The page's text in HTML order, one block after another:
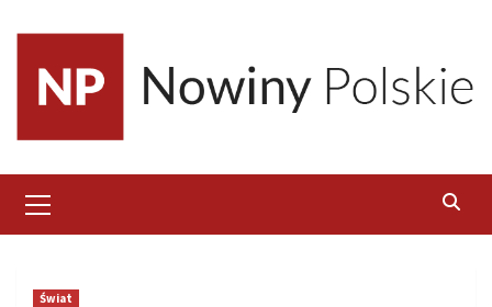
content
Menu
Świat